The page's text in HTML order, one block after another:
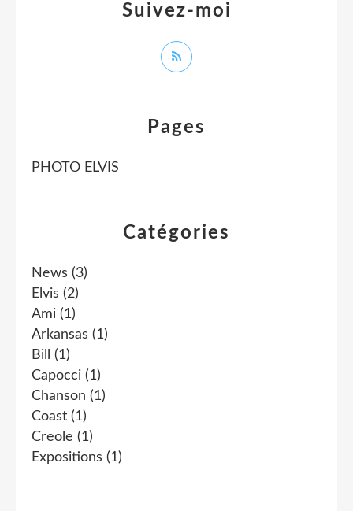
Catégories
News (3)
Elvis (2)
Ami (1)
Arkansas (1)
Bill
(1)
Capocci (1)
Chanson (1)
Coast (1)
Creole (1)
Expositions (1)
Pages
PHOTO ELVIS
Suivez-moi